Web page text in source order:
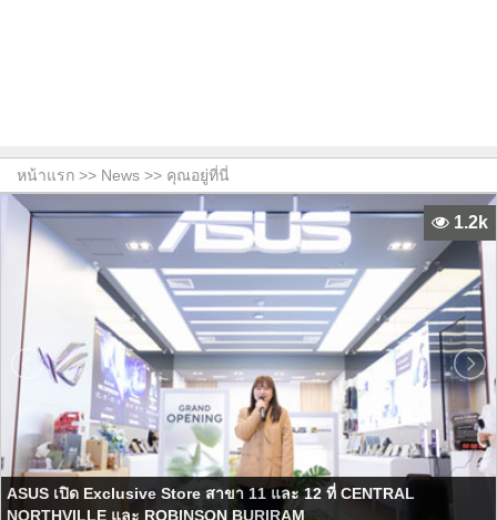
หน้าแรก >> News >> คุณอยู่ที่นี่
ASUS เปิด Exclusive Store สาขา 11 และ 12 ที่ CENTRAL
NORTHVILLE และ ROBINSON BURIRAM
1.2k